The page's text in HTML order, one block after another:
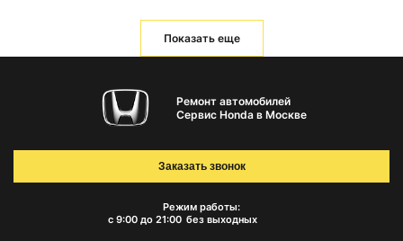
Показать еще
Ремонт автомобилей
Сервис Honda в Москве
Режим работы:
с 9:00 до 21:00 без выходных
Заказать звонок